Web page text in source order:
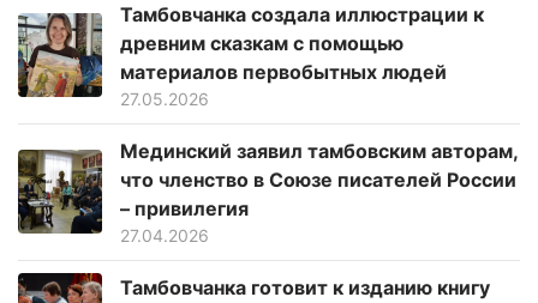
Тамбовчанка создала иллюстрации к
древним сказкам с помощью
материалов первобытных людей
27.05.2026
Мединский заявил тамбовским авторам,
что членство в Союзе писателей России
– привилегия
27.04.2026
Тамбовчанка готовит к изданию книгу